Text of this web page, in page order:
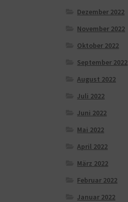
Dezember 2022
November 2022
Oktober 2022
September 2022
August 2022
Juli 2022
Juni 2022
Mai 2022
April 2022
März 2022
Februar 2022
Januar 2022